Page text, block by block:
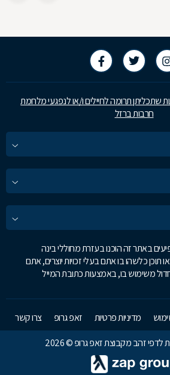
שתכליתן תרומה לחיילים ו/או לנפגעי מלחמת
חרבות ברזל
באתר זה הוכנו בעזרת מחוללי בינה
תוכן כלשהו בו אתם בעלי זכויות יוצרים, אתם
משימוש בו, באמצעות כתובת המייל
מדיניות פרטיות זאפ גרופ
צרו קשר
לדפי זהב מקבוצת זאפ גרופ © 2026